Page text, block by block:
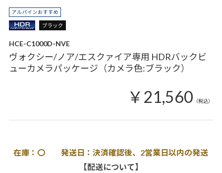
HCE-C1000D-NVE
ヴォクシー/ノア/エスクァイア専用 HDRバックビ
ューカメラパッケージ（カメラ色:ブラック）
￥21,560 （税込）
在庫：〇 発送日：決済確認後、2営業日以内の発送
【配送について】